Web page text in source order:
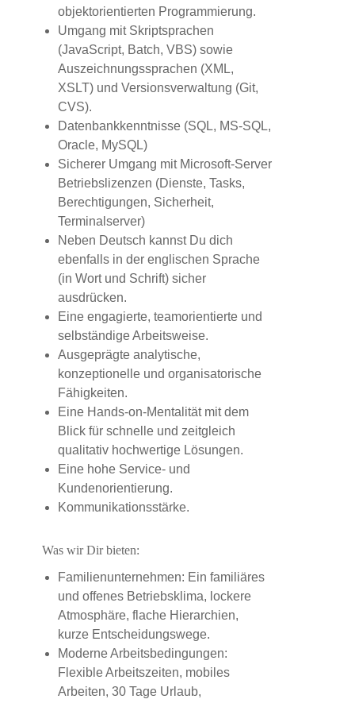
objektorientierten Programmierung.
Umgang mit Skriptsprachen
(JavaScript, Batch, VBS) sowie
Auszeichnungssprachen (XML,
XSLT) und Versionsverwaltung (Git,
CVS).
Datenbankkenntnisse (SQL, MS-SQL,
Oracle, MySQL)
Sicherer Umgang mit Microsoft-Server
Betriebslizenzen (Dienste, Tasks,
Berechtigungen, Sicherheit,
Terminalserver)
Neben Deutsch kannst Du dich
ebenfalls in der englischen Sprache
(in Wort und Schrift) sicher
ausdrücken.
Eine engagierte, teamorientierte und
selbständige Arbeitsweise.
Ausgeprägte analytische,
konzeptionelle und organisatorische
Fähigkeiten.
Eine Hands-on-Mentalität mit dem
Blick für schnelle und zeitgleich
qualitativ hochwertige Lösungen.
Eine hohe Service- und
Kundenorientierung.
Kommunikationsstärke.
Was wir Dir bieten:
Familienunternehmen: Ein familiäres
und offenes Betriebsklima, lockere
Atmosphäre, flache Hierarchien,
kurze Entscheidungswege.
Moderne Arbeitsbedingungen:
Flexible Arbeitszeiten, mobiles
Arbeiten, 30 Tage Urlaub,